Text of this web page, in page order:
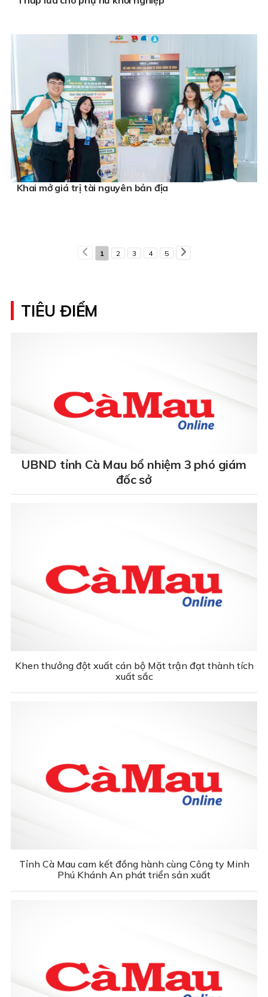
Khai mở giá trị tài nguyên bản địa
1 2 3 4 5
TIÊU ĐIỂM
UBND tỉnh Cà Mau bổ nhiệm 3 phó giám
đốc sở
Khen thưởng đột xuất cán bộ Mặt trận đạt thành tích
xuất sắc
Tỉnh Cà Mau cam kết đồng hành cùng Công ty Minh
Phú Khánh An phát triển sản xuất